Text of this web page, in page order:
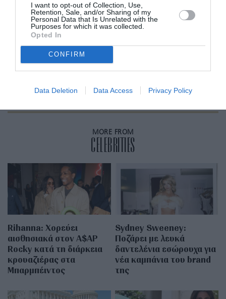
I want to opt-out of Collection, Use,
Retention, Sale, and/or Sharing of my
Personal Data that Is Unrelated with the
Purposes for which it was collected.
Opted In
CONFIRM
Data Deletion Data Access Privacy Policy
RELATED STORY
Η Kate Middleton και Πρίγκιπας
William περιμένουν το τρίτο τους
παιδί
MORE FROM
CELEBRITIES
Rihanna: Χορεύει
αισθησιακά στον A$AP
Rocky κατά τη διάρκεια
κρουαζιέρας στα
Μπαρμπέιντος
Sydney Sweeney:
Ποζάρει με λευκά
δαντελένια εσώρουχα για
νέα καμπάνια του brand
της